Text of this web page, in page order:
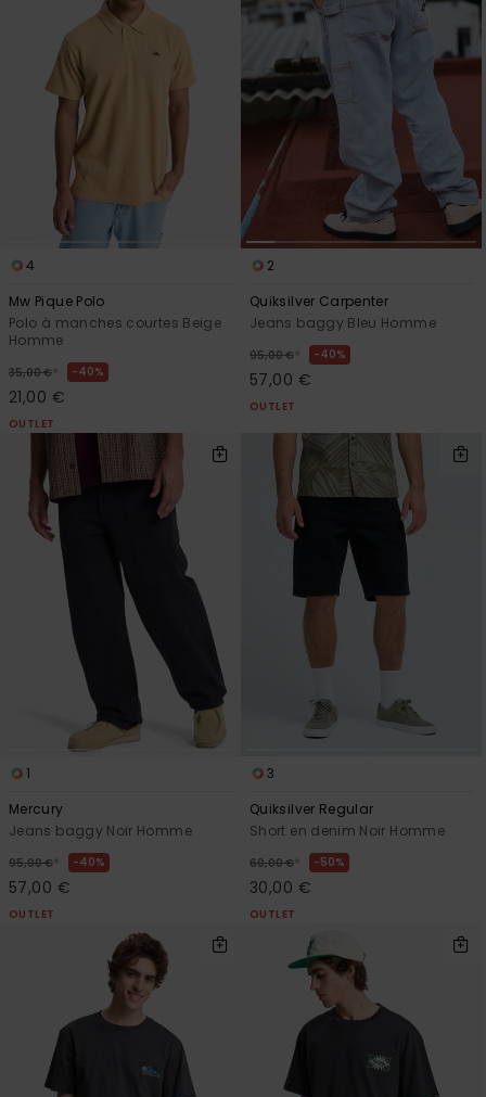
4
Mw Pique Polo
Polo à manches courtes Beige
Homme
35,00 € * 40%
21,00 €
OUTLET
2
Quiksilver Carpenter
Jeans baggy Bleu Homme
95,00 € * 40%
57,00 €
OUTLET
1
Mercury
Jeans baggy Noir Homme
95,00 € * 40%
57,00 €
OUTLET
3
Quiksilver Regular
Short en denim Noir Homme
60,00 € * 50%
30,00 €
OUTLET